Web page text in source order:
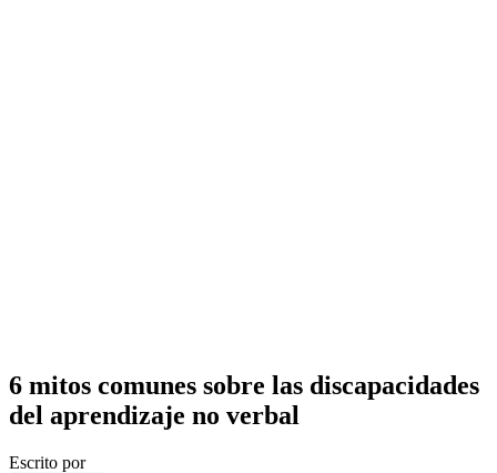
6 mitos comunes sobre las discapacidades
del aprendizaje no verbal
Escrito por